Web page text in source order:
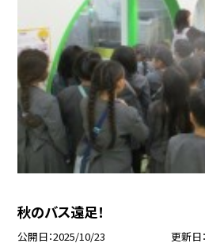
秋のバス遠足！
公開日 2025/10/23 更新日